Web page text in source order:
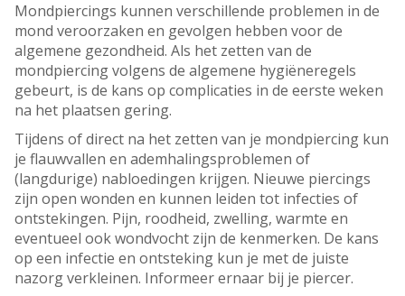
Mondpiercings kunnen verschillende problemen in de
mond veroorzaken en gevolgen hebben voor de
algemene gezondheid. Als het zetten van de
mondpiercing volgens de algemene hygiëneregels
gebeurt, is de kans op complicaties in de eerste weken
na het plaatsen gering.
Tijdens of direct na het zetten van je mondpiercing kun
je flauwvallen en ademhalingsproblemen of
(langdurige) nabloedingen krijgen. Nieuwe piercings
zijn open wonden en kunnen leiden tot infecties of
ontstekingen. Pijn, roodheid, zwelling, warmte en
eventueel ook wondvocht zijn de kenmerken. De kans
op een infectie en ontsteking kun je met de juiste
nazorg verkleinen. Informeer ernaar bij je piercer.